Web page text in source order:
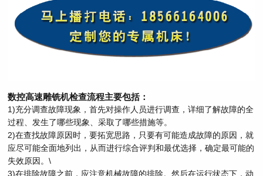
数控高速雕铣机检查流程主要包括：
1)充分调查故障现象，首先对操作人员进行调查，详细了解故障的全
过程、发生了哪些现象、采取了哪些措施等。
2)在查找故障原因时，要拓宽思路，只要有可能造成故障的原因，就
应尽可能全面地列出，从而进行综合评判和最优选择，确定最可能的
失效原因。\
3)在排除故障之前，应注意机械故障的排除。然后在运行状态下，动